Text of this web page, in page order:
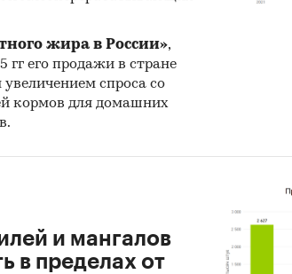
TK Solutions
жира в России»,
гг его продажи в стране
спроса со
кормов для домашних
и мангалов
в пределах от